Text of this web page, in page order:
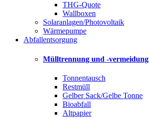
THG-Quote
Wallboxen
Solaranlagen/Photovoltaik
Wärmepumpe
Abfallentsorgung
Mülltrennung und -vermeidung
Tonnentausch
Restmüll
Gelber Sack/Gelbe Tonne
Bioabfall
Altpapier